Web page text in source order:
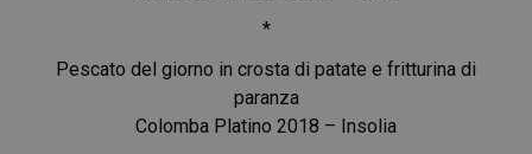
*
Pescato del giorno in crosta di patate e fritturina di
paranza
Colomba Platino 2018 – Insolia